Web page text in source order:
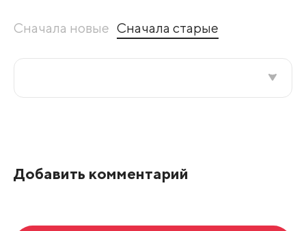
Сначала новые Сначала старые
Добавить комментарий